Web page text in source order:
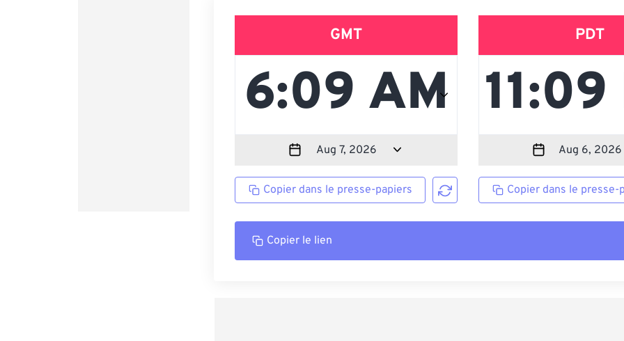
GMT
Copier dans le presse-papiers
PDT
Copier dans le presse-
Copier le lien